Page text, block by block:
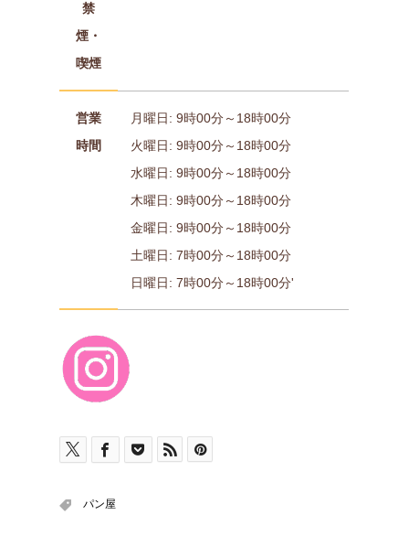
禁
煙・
喫煙
営業
時間
月曜日: 9時00分～18時00分
火曜日: 9時00分～18時00分
水曜日: 9時00分～18時00分
木曜日: 9時00分～18時00分
金曜日: 9時00分～18時00分
土曜日: 7時00分～18時00分
日曜日: 7時00分～18時00分'
パン屋